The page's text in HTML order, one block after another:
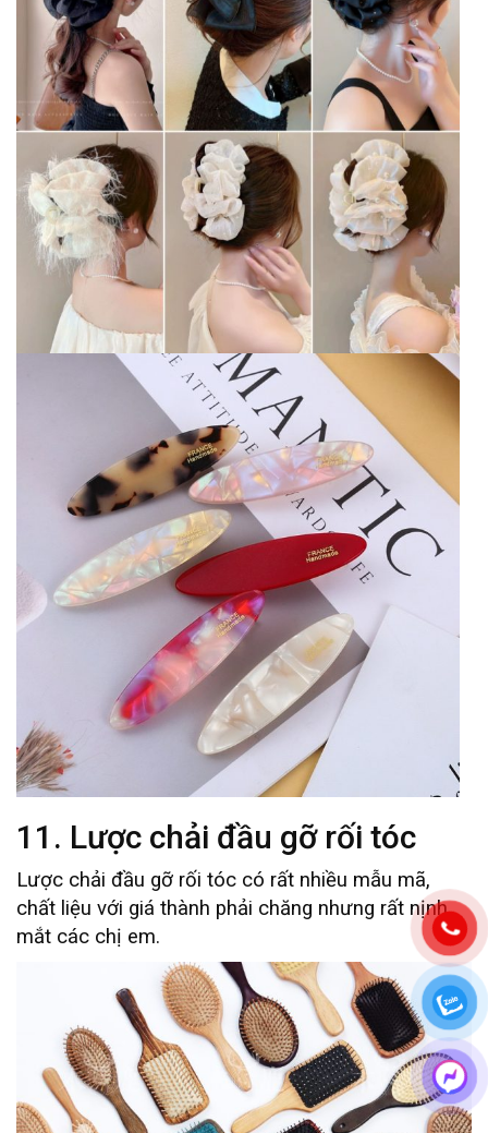
11. Lược chải đầu gỡ rối tóc
Lược chải đầu gỡ rối tóc có rất nhiều mẫu mã,
chất liệu với giá thành phải chăng nhưng rất nịnh
mắt các chị em.